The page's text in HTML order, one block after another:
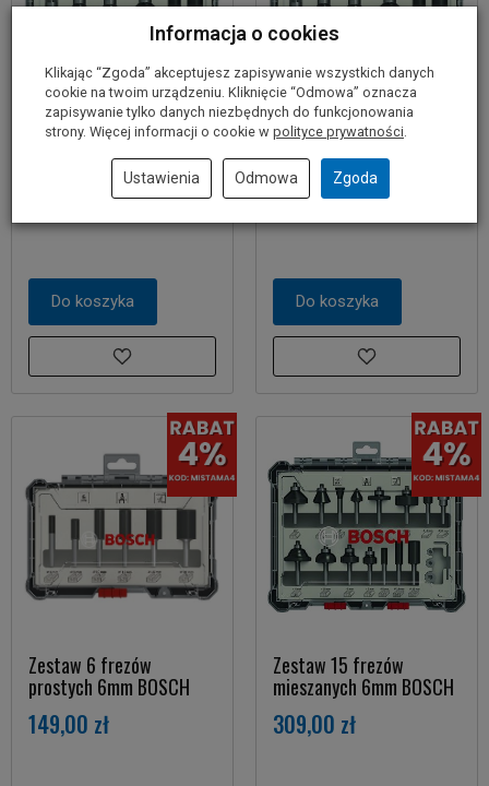
Zestaw 6 frezów do
krawędzi 6mm BOSCH
Do koszyka
Zestaw 6 frezów do
krawędzi 8mm BOSCH
139,00 zł
Do koszyka
Zestaw 6 frezów
prostych 6mm BOSCH
149,00 zł
Zestaw 15 frezów
mieszanych 6mm BOSCH
309,00 zł
Informacja o cookies
Klikając “Zgoda” akceptujesz zapisywanie wszystkich danych
cookie na twoim urządzeniu. Kliknięcie “Odmowa” oznacza
zapisywanie tylko danych niezbędnych do funkcjonowania
strony. Więcej informacji o cookie w polityce prywatności
Ustawienia Odmowa Zgoda